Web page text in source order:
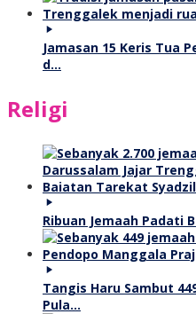
Jamasan 15 Keris Tua
d…
Religi
Ribuan Jemaah Padati
Tangis Haru Sambut
Pula…